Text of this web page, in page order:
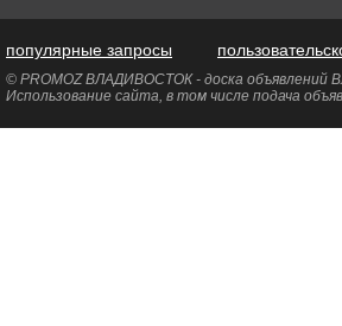
популярные запросы
© PROMOZ ВЛАДИВОСТОК - доска объявлений
Использование сайта, в том числе подача